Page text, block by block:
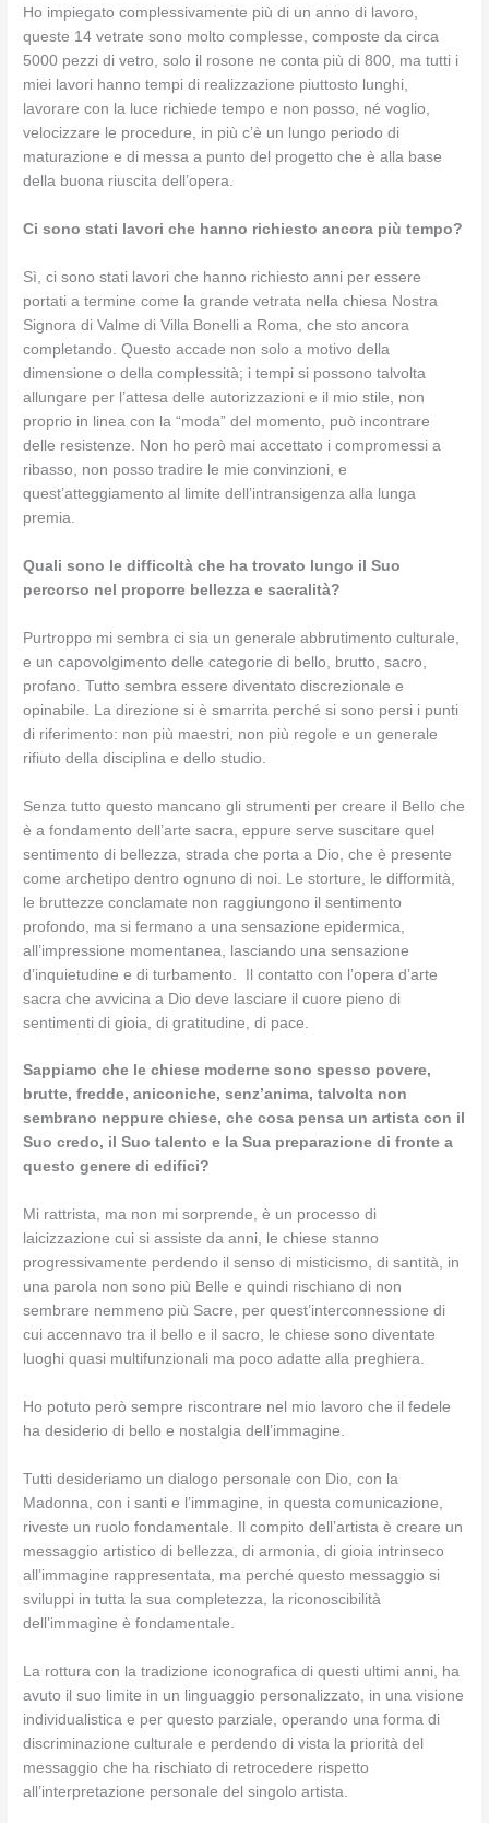
Ho impiegato complessivamente più di un anno di lavoro,
queste 14 vetrate sono molto complesse, composte da circa
5000 pezzi di vetro, solo il rosone ne conta più di 800, ma tutti i
miei lavori hanno tempi di realizzazione piuttosto lunghi,
lavorare con la luce richiede tempo e non posso, né voglio,
velocizzare le procedure, in più c’è un lungo periodo di
maturazione e di messa a punto del progetto che è alla base
della buona riuscita dell’opera.
Ci sono stati lavori che hanno richiesto ancora più tempo?
Sì, ci sono stati lavori che hanno richiesto anni per essere
portati a termine come la grande vetrata nella chiesa Nostra
Signora di Valme di Villa Bonelli a Roma, che sto ancora
completando. Questo accade non solo a motivo della
dimensione o della complessità; i tempi si possono talvolta
allungare per l’attesa delle autorizzazioni e il mio stile, non
proprio in linea con la “moda” del momento, può incontrare
delle resistenze. Non ho però mai accettato i compromessi a
ribasso, non posso tradire le mie convinzioni, e
quest’atteggiamento al limite dell’intransigenza alla lunga
premia.
Quali sono le difficoltà che ha trovato lungo il Suo
percorso nel proporre bellezza e sacralità?
Purtroppo mi sembra ci sia un generale abbrutimento culturale,
e un capovolgimento delle categorie di bello, brutto, sacro,
profano. Tutto sembra essere diventato discrezionale e
opinabile. La direzione si è smarrita perché si sono persi i punti
di riferimento: non più maestri, non più regole e un generale
rifiuto della disciplina e dello studio.
Senza tutto questo mancano gli strumenti per creare il Bello che
è a fondamento dell’arte sacra, eppure serve suscitare quel
sentimento di bellezza, strada che porta a Dio, che è presente
come archetipo dentro ognuno di noi. Le storture, le difformità,
le bruttezze conclamate non raggiungono il sentimento
profondo, ma si fermano a una sensazione epidermica,
all’impressione momentanea, lasciando una sensazione
d’inquietudine e di turbamento. Il contatto con l’opera d’arte
sacra che avvicina a Dio deve lasciare il cuore pieno di
sentimenti di gioia, di gratitudine, di pace.
Sappiamo che le chiese moderne sono spesso povere,
brutte, fredde, aniconiche, senz’anima, talvolta non
sembrano neppure chiese, che cosa pensa un artista con il
Suo credo, il Suo talento e la Sua preparazione di fronte a
questo genere di edifici?
Mi rattrista, ma non mi sorprende, è un processo di
laicizzazione cui si assiste da anni, le chiese stanno
progressivamente perdendo il senso di misticismo, di santità, in
una parola non sono più Belle e quindi rischiano di non
sembrare nemmeno più Sacre, per quest’interconnessione di
cui accennavo tra il bello e il sacro, le chiese sono diventate
luoghi quasi multifunzionali ma poco adatte alla preghiera.
Ho potuto però sempre riscontrare nel mio lavoro che il fedele
ha desiderio di bello e nostalgia dell’immagine.
Tutti desideriamo un dialogo personale con Dio, con la
Madonna, con i santi e l’immagine, in questa comunicazione,
riveste un ruolo fondamentale. Il compito dell’artista è creare un
messaggio artistico di bellezza, di armonia, di gioia intrinseco
all’immagine rappresentata, ma perché questo messaggio si
sviluppi in tutta la sua completezza, la riconoscibilità
dell’immagine è fondamentale.
La rottura con la tradizione iconografica di questi ultimi anni, ha
avuto il suo limite in un linguaggio personalizzato, in una visione
individualistica e per questo parziale, operando una forma di
discriminazione culturale e perdendo di vista la priorità del
messaggio che ha rischiato di retrocedere rispetto
all’interpretazione personale del singolo artista.